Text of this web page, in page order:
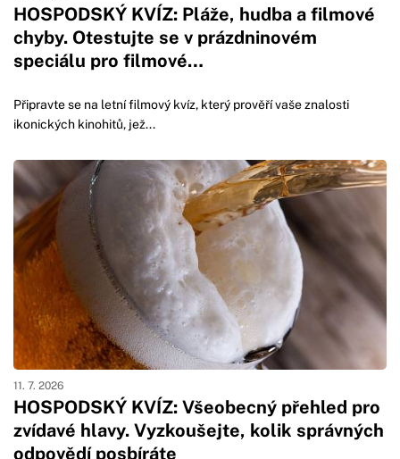
HOSPODSKÝ KVÍZ: Pláže, hudba a filmové
chyby. Otestujte se v prázdninovém
speciálu pro filmové…
Připravte se na letní filmový kvíz, který prověří vaše znalosti
ikonických kinohitů, jež...
HOSPODSKÝ KVÍZ: Všeobecný přehled pro
zvídavé hlavy. Vyzkoušejte, kolik správných
odpovědí posbíráte
11. 7. 2026